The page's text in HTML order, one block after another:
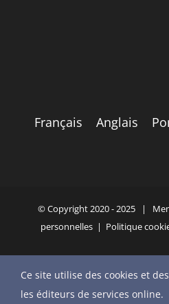
Français Anglais
© Copyright 2020 - 2025 |
personnelles| Politique
YouTubeX Bluesky
Ce site utilise des cookies et
les éditeurs de services online.